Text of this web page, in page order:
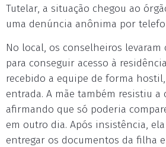
Tutelar, a situação chegou ao
uma denúncia anônima por
No local, os conselheiros levaram
para conseguir acesso à
recebido a equipe de forma
entrada. A mãe também resistiu a
afirmando que só poderia
em outro dia. Após insistência,
entregar os documentos da filha